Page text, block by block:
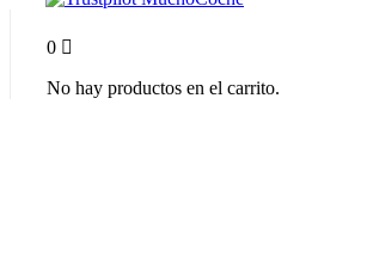
0
No hay productos en el carrito.